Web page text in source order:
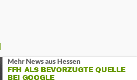
Mehr News aus Hessen
FFH ALS BEVORZUGTE QUELLE
BEI GOOGLE